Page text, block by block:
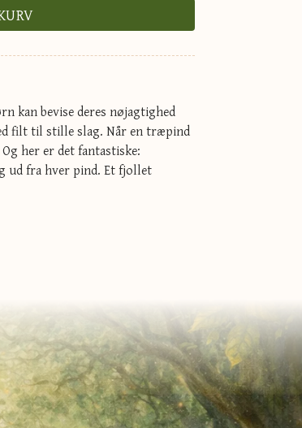
kan bevise deres nøjagtighed
filt til stille slag. Når en træpind
her er det fantastiske:
ud fra hver pind. Et fjollet